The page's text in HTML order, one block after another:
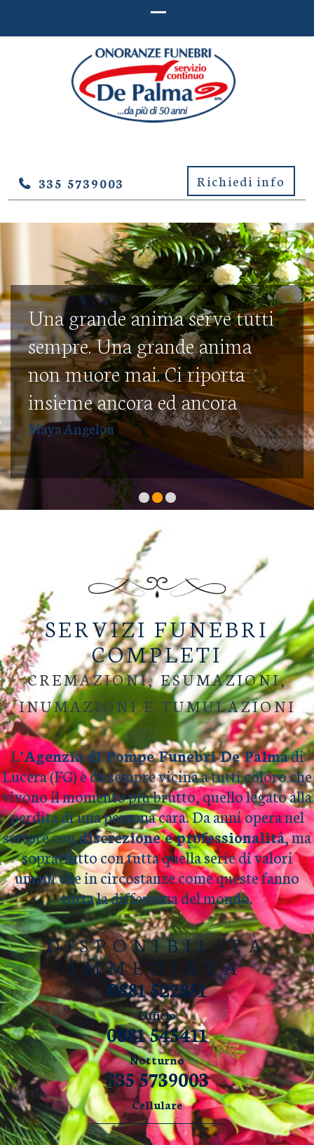
PALMA – LUCERA (FOGGIA)
Richiedi info
335 5739003
Una grande anima serve tutti
sempre. Una grande anima
non muore mai. Ci riporta
insieme ancora ed ancora
Maya Angelou
SERVIZI FUNEBRI
COMPLETI
CREMAZIONI, ESUMAZIONI,
INUMAZIONI E TUMULAZIONI
L’Agenzia di Pompe Funebri De Palmadi
Lucera (FG) è da sempre vicina a tutti coloro che
vivono il momento più brutto, quello legato alla
perdita di una persona cara. Da anni opera nel
settore condiscrezione e professionalità, ma
soprattutto con tutta quella serie di valori
umani che in circostanze come queste fanno
tutta la differenza del mondo.
DISPONIBILITÀ
IMMEDIATA
0881 522851
Ufficio
0881 545411
Notturno
335 5739003
Cellulare